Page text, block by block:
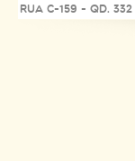
Rua C-159 - Qd.